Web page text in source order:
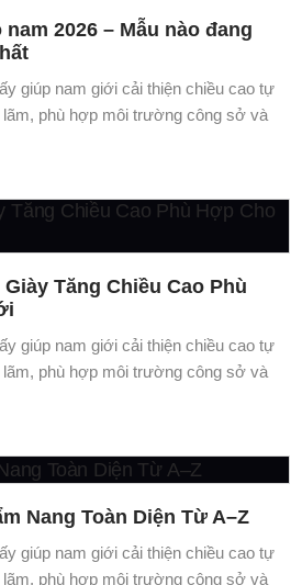
Tăng Chiều Cao Phù
Nang Toàn Diện Từ A–Z
giúp nam giới cải thiện chiều cao tự
lãm, phù hợp môi trường công sở và
đẹp nhất 2026 cho dân
giúp nam giới cải thiện chiều cao tự
lãm, phù hợp môi trường công sở và